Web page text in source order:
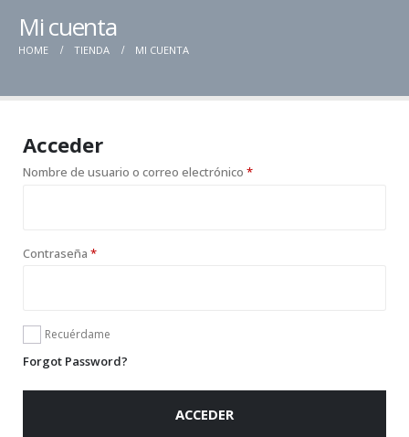
Mi cuenta
HOME TIENDA MI CUENTA
Acceder
Nombre de usuario o correo electrónico *
Contraseña *
Recuérdame
Forgot Password?
ACCEDER